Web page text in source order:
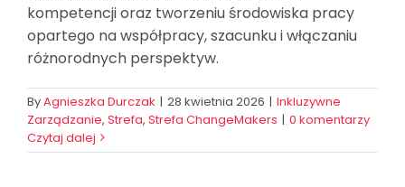
kompetencji oraz tworzeniu środowiska pracy
opartego na współpracy, szacunku i włączaniu
różnorodnych perspektyw.
ByAgnieszka Durczak | 28 kwietnia 2026 | Inkluzywne
Zarządzanie, Strefa, Strefa ChangeMakers | 0 komentarzy
Czytaj dalej